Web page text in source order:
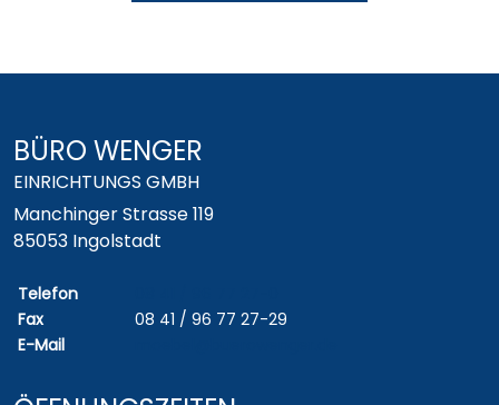
BÜRO WENGER
EINRICHTUNGS GMBH
Manchinger Strasse 119
85053 Ingolstadt
Telefon
Fax
08 41 / 96 77 27-29
E-Mail